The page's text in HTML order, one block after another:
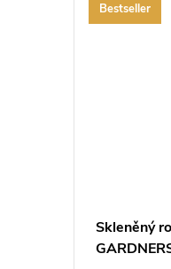
ZDARMA
Bestseller
Skleněný